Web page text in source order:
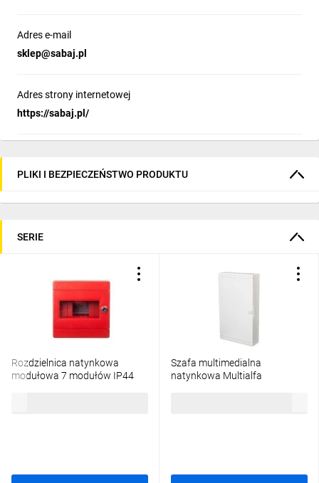
Adres e-mail
sklep@sabaj.pl
Adres strony internetowej
https://sabaj.pl/
PLIKI I BEZPIECZEŃSTWO PRODUKTU
SERIE
Rozdzielnica natynkowa
modułowa 7 modułów IP44
Szafa multimedialna
natynkowa Multialfa